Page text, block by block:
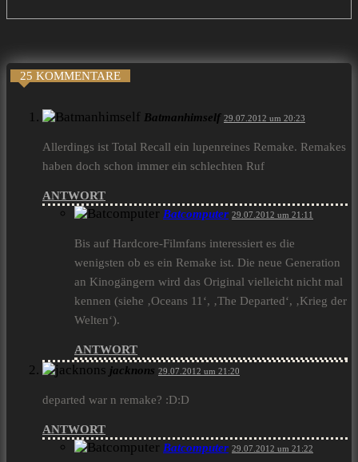
25 KOMMENTARE
Batmanhimself 29.07.2012 um 20:23
Allerdings ist Total Recall ein lupenreines Remake. Remakes
haben doch schon immer ein schlechten Ruf
ANTWORT
Batcomputer 29.07.2012 um 21:11
Bis auf Hardcore-Filmfans interessiert es die
wenigsten ob es ein Remake ist. Die neue Generation
an Kinogängern wird das Original vielleicht nicht mal
kennen (siehe ‚Oceans 11‘, ‚The Departed‘, ‚Krieg der
Welten‘).
ANTWORT
jacknons 29.07.2012 um 21:20
departed war n remake? :D:D
ANTWORT
Batcomputer 29.07.2012 um 21:22